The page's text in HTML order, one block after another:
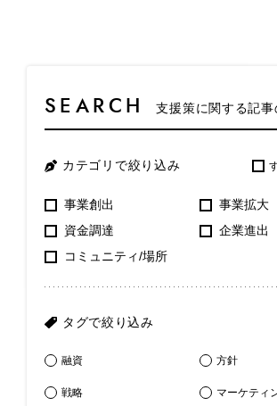
SEARCH 支援策に関する記
カテゴリで絞り込み
事業創出
事業拡大
資金調達
企業進出
コミュニティ/場所
タグで絞り込み
融資 方針
戦略 マーケティ